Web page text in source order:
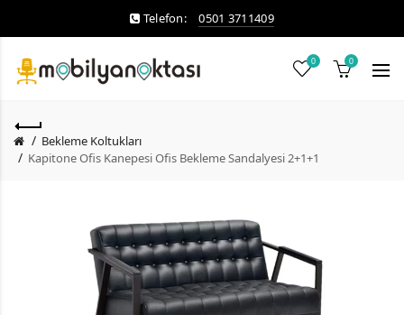
Telefon: 0501 3711409
0 0
Bekleme Koltukları
Kapitone Ofis Kanepesi Ofis Bekleme Sandalyesi 2+1+1